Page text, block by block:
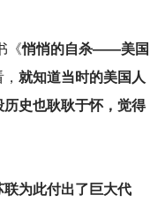
《悄悄的自杀——美国
就知道当时的美国人
史也耿耿于怀，觉得
为此付出了巨大代